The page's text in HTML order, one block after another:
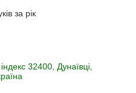
за рік
32400, Дунаївці,